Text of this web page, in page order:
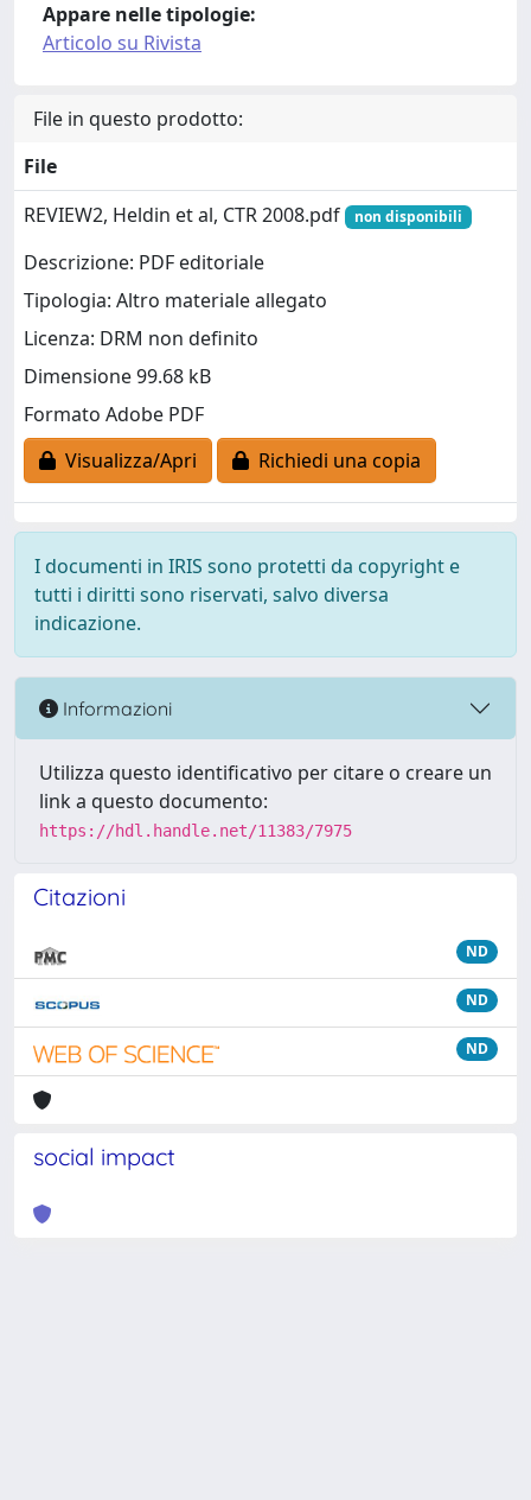
Appare nelle tipologie:
Articolo su Rivista
File in questo prodotto:
File
REVIEW2, Heldin et al, CTR 2008.pdf
non disponibili
Descrizione: PDF editoriale
Tipologia: Altro materiale allegato
Licenza: DRM non definito
Dimensione 99.68 kB
Formato Adobe PDF
Visualizza/Apri
Richiedi una copia
I documenti in IRIS sono protetti da copyright e
tutti i diritti sono riservati, salvo diversa
indicazione.
Informazioni
Utilizza questo identificativo per citare o creare un
link a questo documento:
https://hdl.handle.net/11383/7975
Citazioni
ND
ND
ND
social impact